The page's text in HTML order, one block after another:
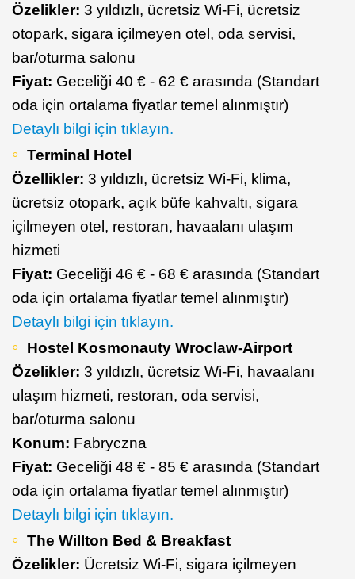
Özelikler: 3 yıldızlı, ücretsiz Wi-Fi, ücretsiz
otopark, sigara içilmeyen otel, oda servisi,
bar/oturma salonu
Fiyat: Geceliği 40 € - 62 € arasında (Standart
oda için ortalama fiyatlar temel alınmıştır)
Detaylı bilgi için tıklayın.
Terminal Hotel
Özellikler: 3 yıldızlı, ücretsiz Wi-Fi, klima,
ücretsiz otopark, açık büfe kahvaltı, sigara
içilmeyen otel, restoran, havaalanı ulaşım
hizmeti
Fiyat: Geceliği 46 € - 68 € arasında (Standart
oda için ortalama fiyatlar temel alınmıştır)
Detaylı bilgi için tıklayın.
Hostel Kosmonauty Wroclaw-Airport
Özelikler: 3 yıldızlı, ücretsiz Wi-Fi, havaalanı
ulaşım hizmeti, restoran, oda servisi,
bar/oturma salonu
Konum: Fabryczna
Fiyat: Geceliği 48 € - 85 € arasında (Standart
oda için ortalama fiyatlar temel alınmıştır)
Detaylı bilgi için tıklayın.
The Willton Bed & Breakfast
Özelikler: Ücretsiz Wi-Fi, sigara içilmeyen